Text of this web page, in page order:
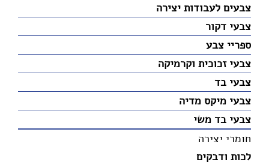
צבעים לעבודות יצירה
צבעי דקור
ספריי צבע
צבעי זכוכית וקרמיקה
צבעי בד
צבעי מיקס מדיה
צבעי בד משי
חומרי יצירה
לכות ודבקים